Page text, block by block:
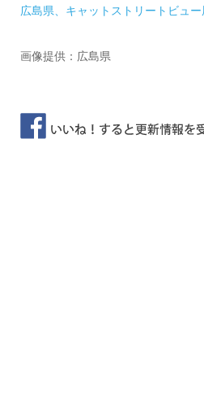
広島県、キャットストリートビュ
画像提供：広島県